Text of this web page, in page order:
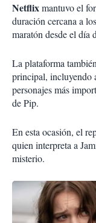
Netflixmantuvo el
duración cercana a
maratón desde el día
La plataforma
principal, incluyendo
personajes más
de Pip.
En esta ocasión, el
quien interpreta a
misterio.